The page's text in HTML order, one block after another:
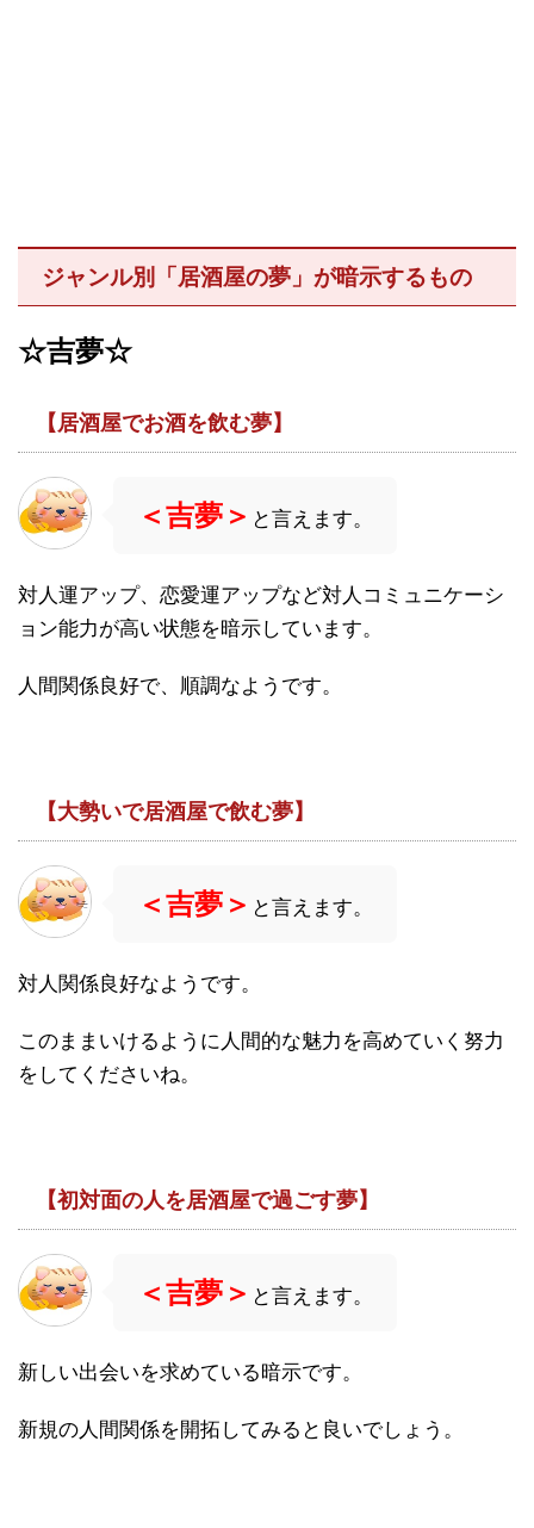
ジャンル別「居酒屋の夢」が暗示するもの
☆吉夢☆
【居酒屋でお酒を飲む夢】
＜吉夢＞ と言えます。
対人運アップ、恋愛運アップなど対人コミュニケーシ
ョン能力が高い状態を暗示しています。
人間関係良好で、順調なようです。
【大勢いで居酒屋で飲む夢】
＜吉夢＞ と言えます。
対人関係良好なようです。
このままいけるように人間的な魅力を高めていく努力
をしてくださいね。
【初対面の人を居酒屋で過ごす夢】
＜吉夢＞ と言えます。
新しい出会いを求めている暗示です。
新規の人間関係を開拓してみると良いでしょう。